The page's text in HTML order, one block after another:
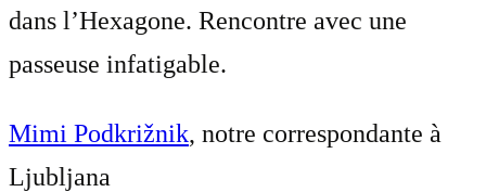
dans l’Hexagone. Rencontre avec une
passeuse infatigable.
Mimi Podkrižnik, notre correspondante à
Ljubljana